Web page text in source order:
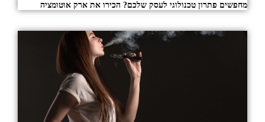
מחפשים פתרון טכנולוגי לעסק שלכם? הכירו את ארק אוטומציה